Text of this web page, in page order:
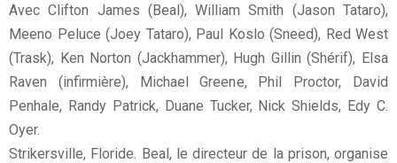
Avec Clifton James (Beal), William Smith (Jason Tataro),
Meeno Peluce (Joey Tataro), Paul Koslo (Sneed), Red West
(Trask), Ken Norton (Jackhammer), Hugh Gillin (Shérif), Elsa
Raven (infirmière), Michael Greene, Phil Proctor, David
Penhale, Randy Patrick, Duane Tucker, Nick Shields, Edy C.
Oyer.
Strikersville, Floride. Beal, le directeur de la prison, organise